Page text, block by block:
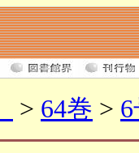
> 64巻 >